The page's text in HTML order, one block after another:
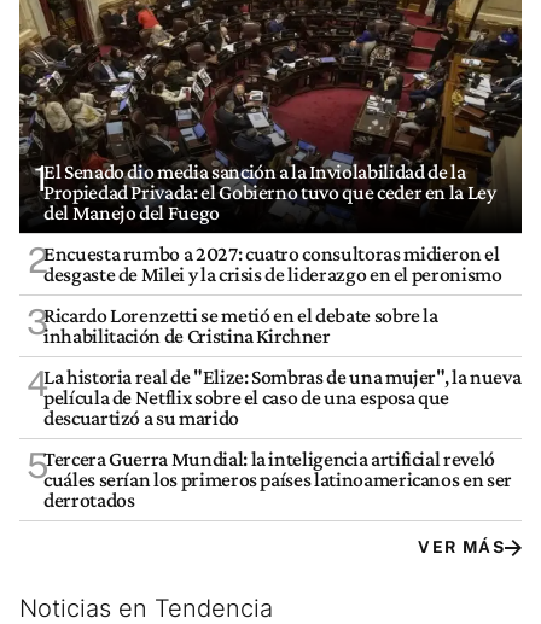
1El Senado dio media sanción a la Inviolabilidad de la
Propiedad Privada: el Gobierno tuvo que ceder en la Ley
del Manejo del Fuego
2Encuesta rumbo a 2027: cuatro consultoras midieron el
desgaste de Milei y la crisis de liderazgo en el peronismo
3Ricardo Lorenzetti se metió en el debate sobre la
inhabilitación de Cristina Kirchner
4La historia real de "Elize: Sombras de una mujer", la nueva
película de Netflix sobre el caso de una esposa que
descuartizó a su marido
5Tercera Guerra Mundial: la inteligencia artificial reveló
cuáles serían los primeros países latinoamericanos en ser
derrotados
VER MÁS
Noticias en Tendencia